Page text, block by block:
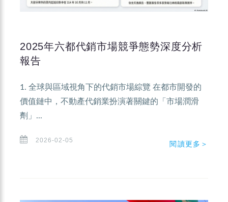
2025年六都代銷市場競爭態勢深度分析
報告
1. 全球與區域視角下的代銷市場綜覽 在都市開發的
價值鏈中，不動產代銷業扮演著關鍵的「市場潤滑
劑」...
2026-02-05 閱讀更多＞